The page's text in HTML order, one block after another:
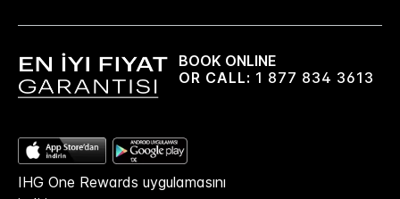
BOOK ONLINE
OR CALL: 1 877 834 3613
IHG One Rewards uygulamasını